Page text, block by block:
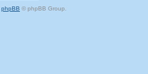
phpBB © phpBB Group.